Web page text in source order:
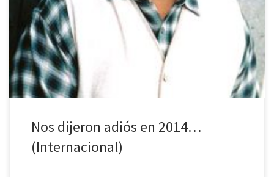
personajes televisivos que habían fallecido en 2014 a nivel
nacional, así que hoy es el turno de hacer un repaso a los actores
famosos en el ámbito internacional que nos han dejado en el
último año, conocidos tanto en la […]
Nos dijeron adiós en 2014…
(Internacional)